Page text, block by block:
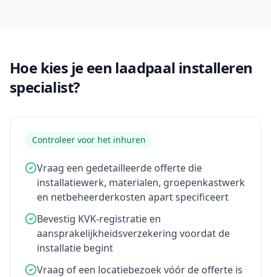
Hoe kies je een laadpaal installeren
specialist?
Controleer voor het inhuren
Vraag een gedetailleerde offerte die
installatiewerk, materialen, groepenkastwerk
en netbeheerderkosten apart specificeert
Bevestig KVK-registratie en
aansprakelijkheidsverzekering voordat de
installatie begint
Vraag of een locatiebezoek vóór de offerte is